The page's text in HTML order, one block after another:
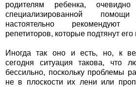
родителям ребенка,
специализированной
настоятельно
репетиторов, которые подтянут
Иногда так оно и есть, но, к
сегодня ситуация такова, что
бессильно, поскольку проблемы
не в плоскости их лени или